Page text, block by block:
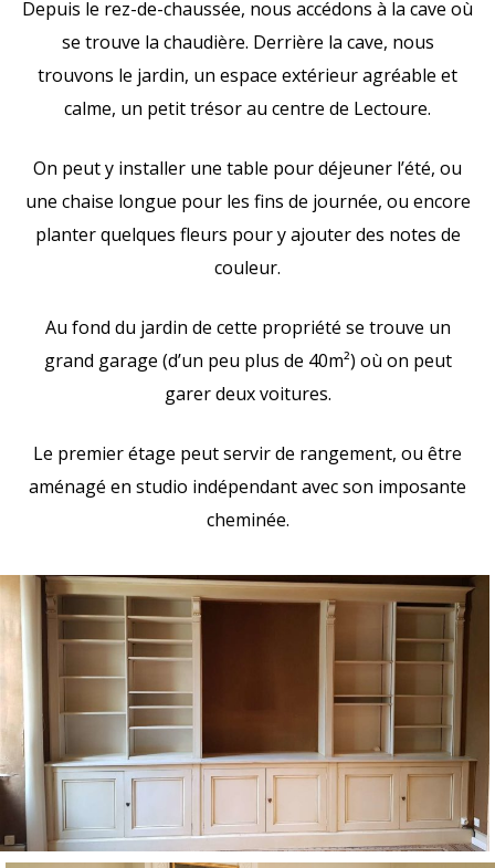
Depuis le rez-de-chaussée, nous accédons à la cave où
se trouve la chaudière. Derrière la cave, nous
trouvons le jardin, un espace extérieur agréable et
calme, un petit trésor au centre de Lectoure.
On peut y installer une table pour déjeuner l’été, ou
une chaise longue pour les fins de journée, ou encore
planter quelques fleurs pour y ajouter des notes de
couleur.
Au fond du jardin de cette propriété se trouve un
grand garage (d’un peu plus de 40m²) où on peut
garer deux voitures.
Le premier étage peut servir de rangement, ou être
aménagé en studio indépendant avec son imposante
cheminée.